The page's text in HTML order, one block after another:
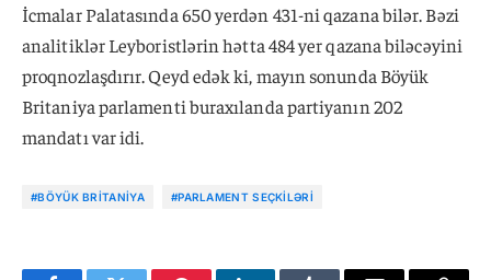
İcmalar Palatasında 650 yerdən 431-ni qazana bilər. Bəzi
analitiklər Leyboristlərin hətta 484 yer qazana biləcəyini
proqnozlaşdırır. Qeyd edək ki, mayın sonunda Böyük
Britaniya parlamenti buraxılanda partiyanın 202
mandatı var idi.
#BÖYÜK BRITANIYA #PARLAMENT SEÇKILƏRI